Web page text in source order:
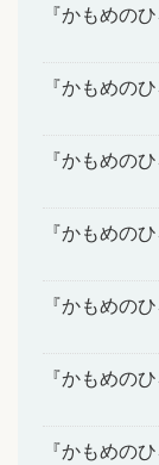
『かもめの
『かもめの
『かもめの
『かもめの
『かもめの
『かもめの
『かもめの